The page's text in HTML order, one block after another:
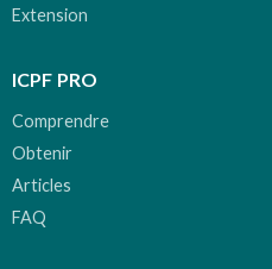
Extension
ICPF PRO
Comprendre
Obtenir
Articles
FAQ